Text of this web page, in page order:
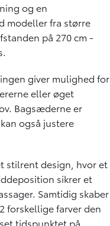
og en
modeller fra større
på 270 cm -
giver mulighed for
eller øget
Bagsæderne er
også justere
stilrent design, hvor et
sikrer et
Samtidig skaber
forskellige farver den
tidspunktet på